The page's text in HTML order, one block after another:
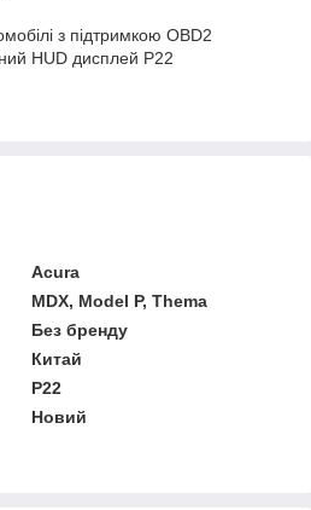
з підтримкою OBD2
HUD дисплей P22
Acura
MDX, Model P, Thema
Без бренду
Китай
P22
Новий